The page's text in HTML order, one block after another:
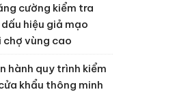
cường kiểm tra
hiệu giả mạo
chợ vùng cao
hành quy trình kiểm
khẩu thông minh